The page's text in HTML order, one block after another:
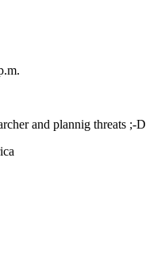
and plannig threats ;-D